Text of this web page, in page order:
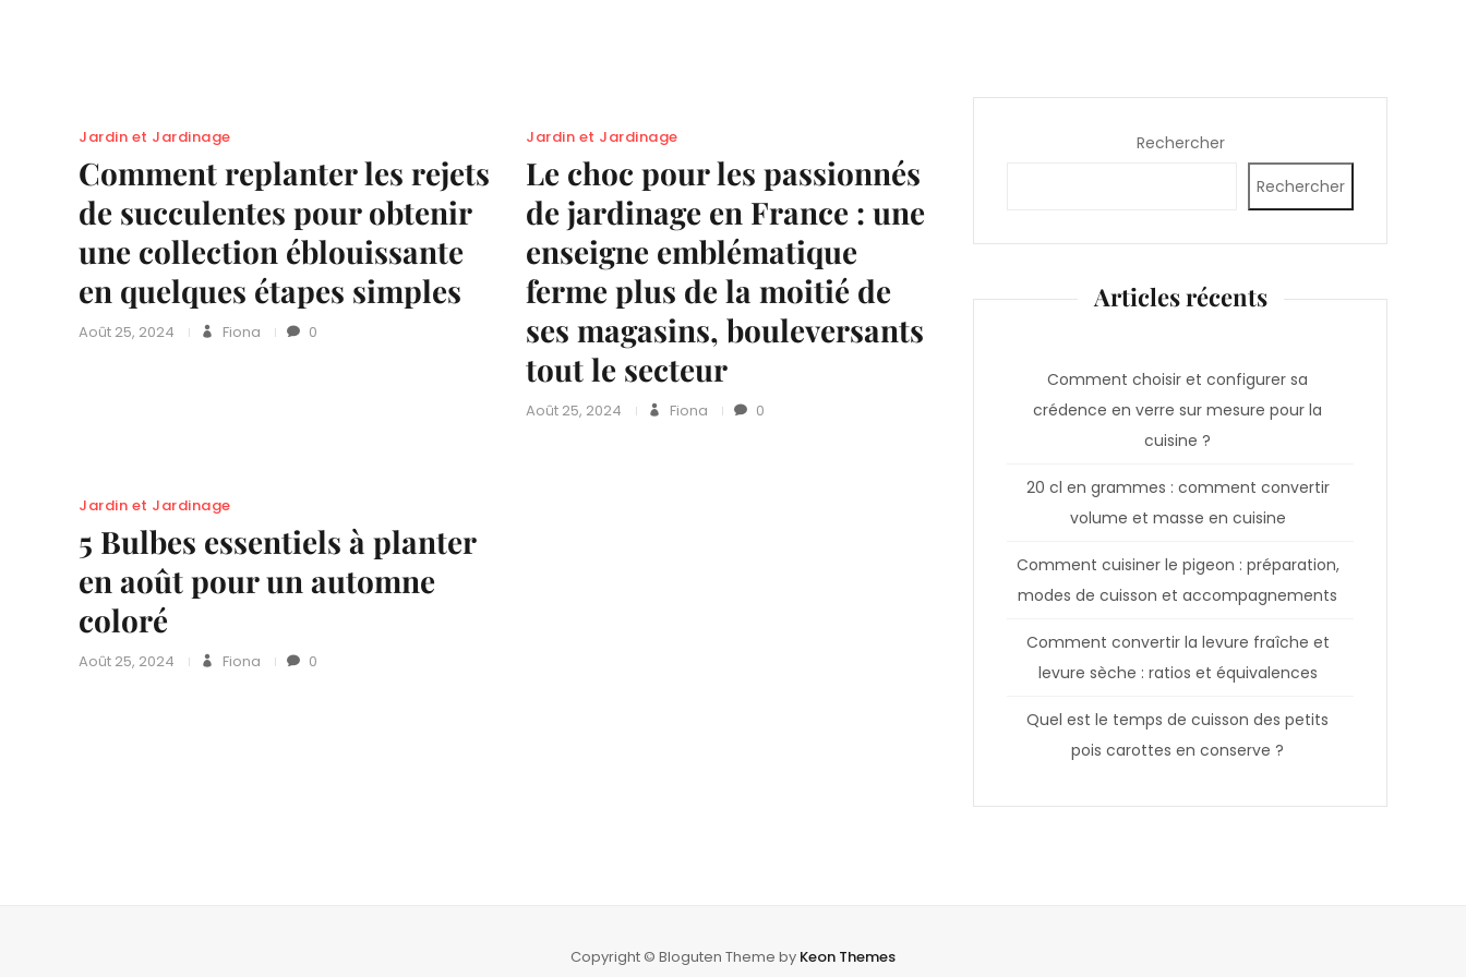
Jardin et Jardinage
Comment replanter les rejets
de succulentes pour obtenir
une collection éblouissante
en quelques étapes simples
Août 25, 2024 Fiona 0
Jardin et Jardinage
Le choc pour les passionnés
de jardinage en France : une
enseigne emblématique
ferme plus de la moitié de
ses magasins, bouleversants
tout le secteur
Août 25, 2024 Fiona 0
Jardin et Jardinage
5 Bulbes essentiels à planter
en août pour un automne
coloré
Août 25, 2024 Fiona 0
Rechercher
Rechercher
Articles récents
Comment choisir et configurer sa
crédence en verre sur mesure pour la
cuisine ?
20 cl en grammes : comment convertir
volume et masse en cuisine
Comment cuisiner le pigeon : préparation,
modes de cuisson et accompagnements
Comment convertir la levure fraîche et
levure sèche : ratios et équivalences
Quel est le temps de cuisson des petits
pois carottes en conserve ?
Copyright © Bloguten Theme by Keon Themes